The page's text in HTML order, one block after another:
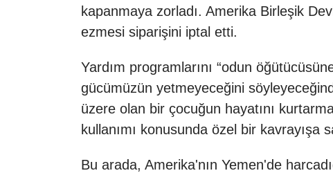
kapanmaya zorladı. Amerika Birleşik
ezmesi siparişini iptal etti.
Yardım programlarını “odun
gücümüzün yetmeyeceğini
üzere olan bir çocuğun hayatını
kullanımı konusunda özel bir kavrayışa
Bu arada, Amerika'nın Yemen'de